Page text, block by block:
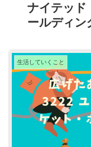
ナイテッド
ールディン
生活していくこと